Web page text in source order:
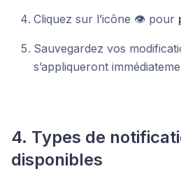
Cliquez sur l’icône 👁 pour
Sauvegardez vos
s’appliqueront
4. Types de
disponibles